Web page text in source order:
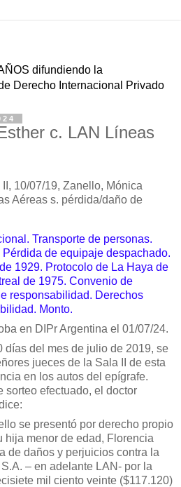
difundiendo la
Derecho Internacional Privado
c. LAN Líneas
10/07/19, Zanello, Mónica
Aéreas s. pérdida/daño de
Transporte de personas.
de equipaje despachado.
1929. Protocolo de La Haya de
de 1975. Convenio de
responsabilidad. Derechos
Monto.
en DIPr Argentina el 01/07/24.
días del mes de julio de 2019, se
jueces de la Sala II de esta
en los autos del epígrafe.
sorteo efectuado, el doctor
se presentó por derecho propio
hija menor de edad, Florencia
de daños y perjuicios contra la
– en adelante LAN- por la
mil ciento veinte ($117.120)